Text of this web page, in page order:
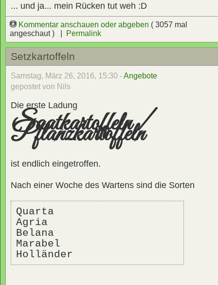
... und ja... mein Rücken tut weh :D
Kommentar anschauen oder abgeben ( 3057 mal
angeschaut ) |
Permalink
Setzkartoffeln
Samstag, März 26, 2016, 15:30 -Angebote
gepostet von Nils
Die erste Ladung
Saatkartoffeln /
Pflanzkartoffeln
ist endlich eingetroffen.
Nach einer Woche des Wartens sind die Sorten
Quarta
Agria
Belana
Marabel
Holländer